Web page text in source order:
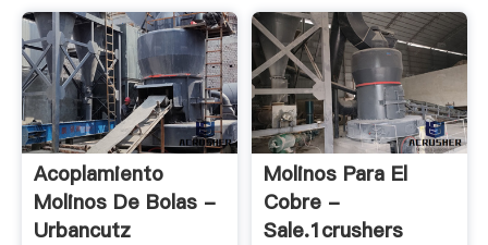
Acoplamiento
Molinos De Bolas -
Urbancutz
Molinos Para El
Cobre -
Sale.1crushers